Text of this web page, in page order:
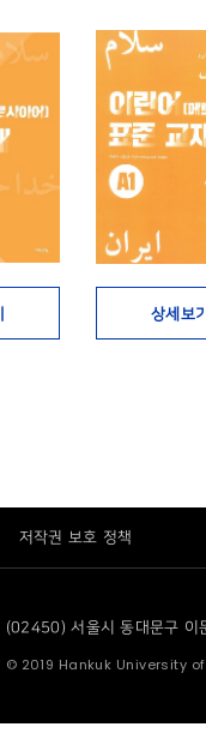
상세보
저작권 보호 정책
(02450) 서울시 동대문구
© 2019 Hankuk University